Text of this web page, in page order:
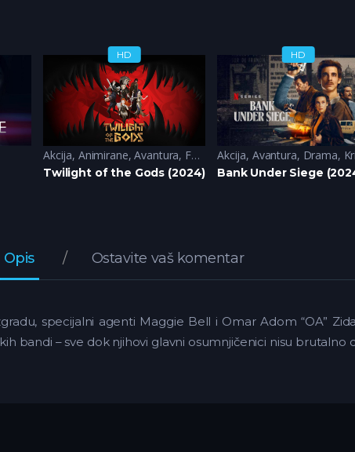
HD
Akcija, Animirane,Avantura, Fantazija ,Sci-Fi
Twilight of the Gods (2024)
HD
Akcija, Avantura, Drama,
Bank Under Siege
Opis Ostavite vaš komentar
specijalni agenti Maggie Bell i Omar Adom “OA”
bandi – sve dok njihovi glavni osumnjičenici nisu brutalno